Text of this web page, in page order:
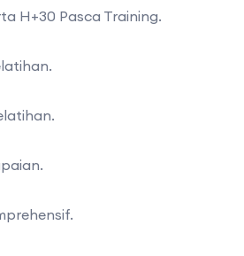
H+30 Pasca Training.